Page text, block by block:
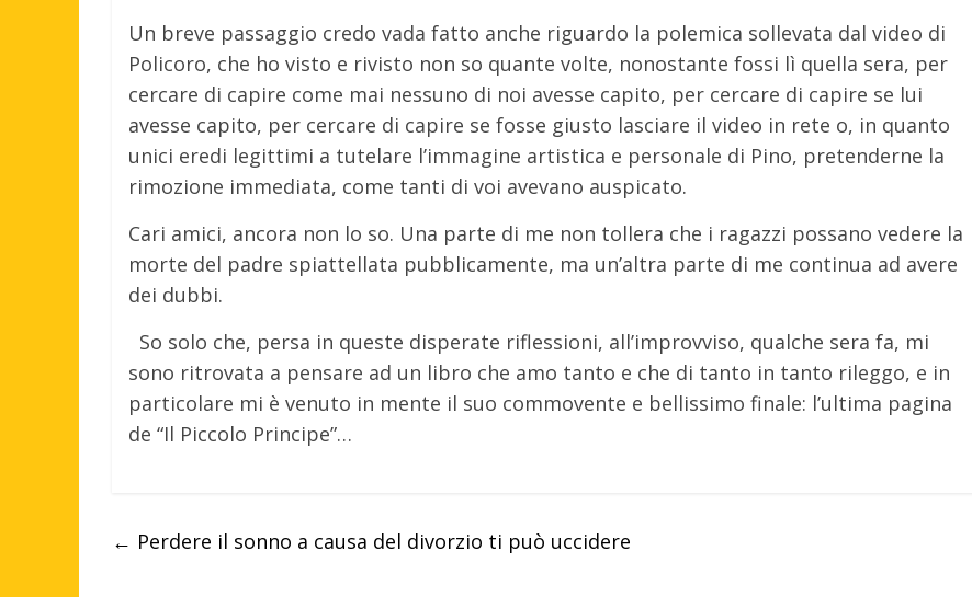
Un breve passaggio credo vada fatto anche riguardo la polemica sollevata dal video di
Policoro, che ho visto e rivisto non so quante volte, nonostante fossi lì quella sera, per
cercare di capire come mai nessuno di noi avesse capito, per cercare di capire se lui
avesse capito, per cercare di capire se fosse giusto lasciare il video in rete o, in quanto
unici eredi legittimi a tutelare l’immagine artistica e personale di Pino, pretenderne la
rimozione immediata, come tanti di voi avevano auspicato.
Cari amici, ancora non lo so. Una parte di me non tollera che i ragazzi possano vedere la
morte del padre spiattellata pubblicamente, ma un’altra parte di me continua ad avere
dei dubbi.
So solo che, persa in queste disperate riflessioni, all’improvviso, qualche sera fa, mi
sono ritrovata a pensare ad un libro che amo tanto e che di tanto in tanto rileggo, e in
particolare mi è venuto in mente il suo commovente e bellissimo finale: l’ultima pagina
de “Il Piccolo Principe”…
← Perdere il sonno a causa del divorzio ti può uccidere